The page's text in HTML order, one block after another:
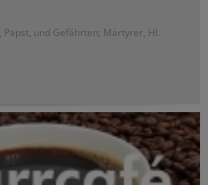
Papst, und Gefährten; Märtyrer, Hl.